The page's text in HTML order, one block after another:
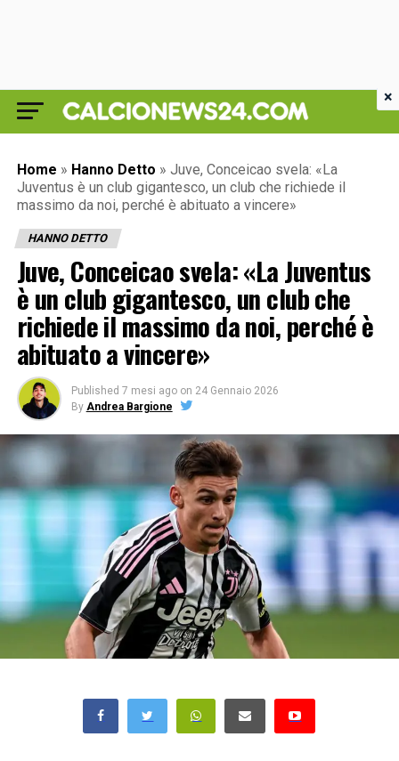
Home » Hanno Detto » Juve, Conceicao svela: «La
Juventus è un club gigantesco, un club che richiede il
massimo da noi, perché è abituato a vincere»
HANNO DETTO
Juve, Conceicao svela: «La Juventus
è un club gigantesco, un club che
richiede il massimo da noi, perché è
abituato a vincere»
Published 7 mesi ago on 24 Gennaio 2026
By Andrea Bargione
×